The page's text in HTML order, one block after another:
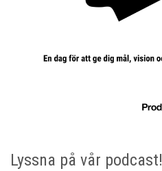
Lyssna på vår podcast!